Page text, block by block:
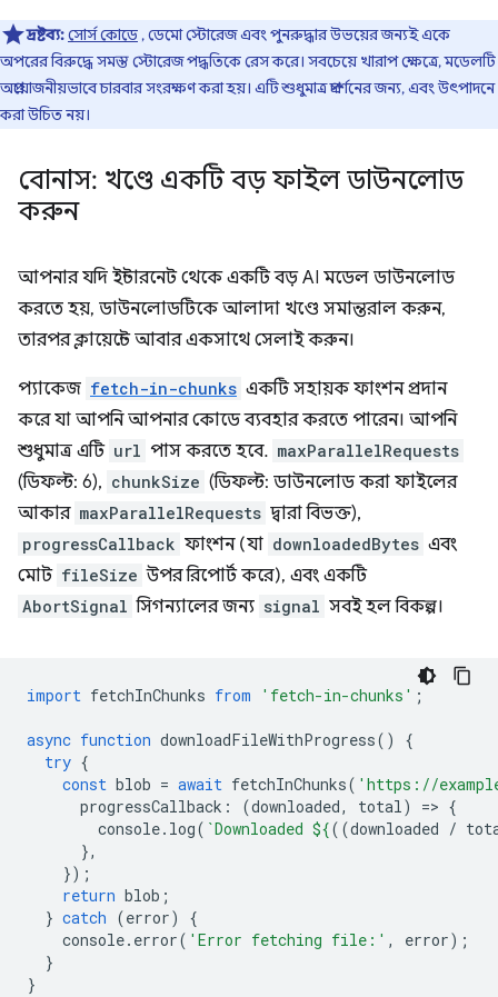
দ্রষ্টব্য:সোর্স কোডে, ডেমো স্টোরেজ এবং পুনরুদ্ধার উভয়ের জন্যই একে
অপরের বিরুদ্ধে সমস্ত স্টোরেজ পদ্ধতিকে রেস করে। সবচেয়ে খারাপ ক্ষেত্রে, মডেলটি
অপ্রয়োজনীয়ভাবে চারবার সংরক্ষণ করা হয়। এটি শুধুমাত্র প্রদর্শনের জন্য, এবং উৎপাদনে
করা উচিত নয়।
বোনাস: খণ্ডে একটি বড় ফাইল ডাউনলোড
করুন
আপনার যদি ইন্টারনেট থেকে একটি বড় AI মডেল ডাউনলোড
করতে হয়, ডাউনলোডটিকে আলাদা খণ্ডে সমান্তরাল করুন,
তারপর ক্লায়েন্টে আবার একসাথে সেলাই করুন।
প্যাকেজ fetch-in-chunks একটি সহায়ক ফাংশন প্রদান
করে যা আপনি আপনার কোডে ব্যবহার করতে পারেন। আপনি
শুধুমাত্র এটি url পাস করতে হবে. maxParallelRequests
(ডিফল্ট: 6), chunkSize (ডিফল্ট: ডাউনলোড করা ফাইলের
আকার maxParallelRequests দ্বারা বিভক্ত),
progressCallback ফাংশন (যা downloadedBytes এবং
মোট fileSize উপর রিপোর্ট করে), এবং একটি
AbortSignal সিগন্যালের জন্য signal সবই হল বিকল্প।
import fetchInChunks from 'fetch-in-chunks' ;
async function downloadFileWithProgress()
{
try {
const blob = await fetchInChunks( 'https://
progressCallback : (downloaded, total) => {
console. log( `Downloaded ${((downloaded /
},
});
return blob ;
} catch (error)
{
console. error( 'Error fetching file:' , error);
}
}